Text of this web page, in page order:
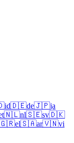
id🇩🇪de🇯🇵ja
🇳🇱nl🇸🇪sv🇩🇰
el🇸🇦ar🇻🇳vi